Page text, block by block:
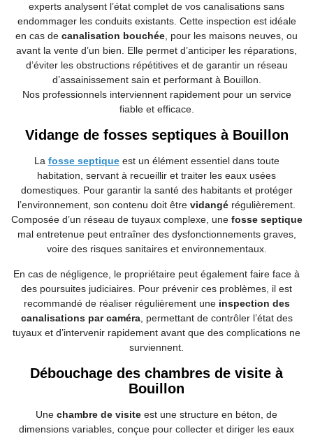
experts analysent l’état complet de vos canalisations sans
endommager les conduits existants. Cette inspection est idéale
en cas de canalisation bouchée, pour les maisons neuves, ou
avant la vente d’un bien. Elle permet d’anticiper les réparations,
d’éviter les obstructions répétitives et de garantir un réseau
d’assainissement sain et performant à Bouillon.
Nos professionnels interviennent rapidement pour un service
fiable et efficace.
Vidange de fosses septiques à Bouillon
La fosse septiqueest un élément essentiel dans toute
habitation, servant à recueillir et traiter les eaux usées
domestiques. Pour garantir la santé des habitants et protéger
l’environnement, son contenu doit être vidangé régulièrement.
Composée d’un réseau de tuyaux complexe, une fosse septique
mal entretenue peut entraîner des dysfonctionnements graves,
voire des risques sanitaires et environnementaux.
En cas de négligence, le propriétaire peut également faire face à
des poursuites judiciaires. Pour prévenir ces problèmes, il est
recommandé de réaliser régulièrement une inspection des
canalisations par caméra, permettant de contrôler l’état des
tuyaux et d’intervenir rapidement avant que des complications ne
surviennent.
Débouchage des chambres de visite à
Bouillon
Une chambre de visite est une structure en béton, de
dimensions variables, conçue pour collecter et diriger les eaux